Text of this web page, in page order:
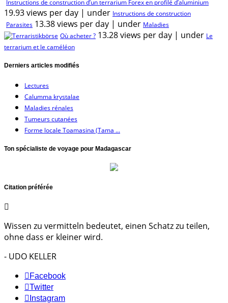
Instructions de construction d’un terrarium Forex en profilé d’aluminium
19.93 views per day | under Instructions de construction
Parasites 13.38 views per day | under Maladies
Où acheter ? 13.28 views per day | under Le
terrarium et le caméléon
Derniers articles modifiés
Lectures
Calumma krystalae
Maladies rénales
Tumeurs cutanées
Forme locale Toamasina (Tama ...
Ton spécialiste de voyage pour Madagascar
Citation préférée
Wissen zu vermitteln bedeutet, einen Schatz zu teilen,
ohne dass er kleiner wird.
- UDO KELLER
Facebook
Twitter
Instagram